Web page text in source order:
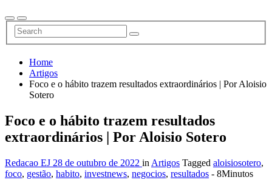
Home
Artigos
Foco e o hábito trazem resultados extraordinários | Por Aloisio
Sotero
Foco e o hábito trazem resultados
extraordinários | Por Aloisio Sotero
Redacao EJ 28 de outubro de 2022 in Artigos Tagged aloisiosotero,
foco, gestão, habito, investnews, negocios, resultados - 8Minutos